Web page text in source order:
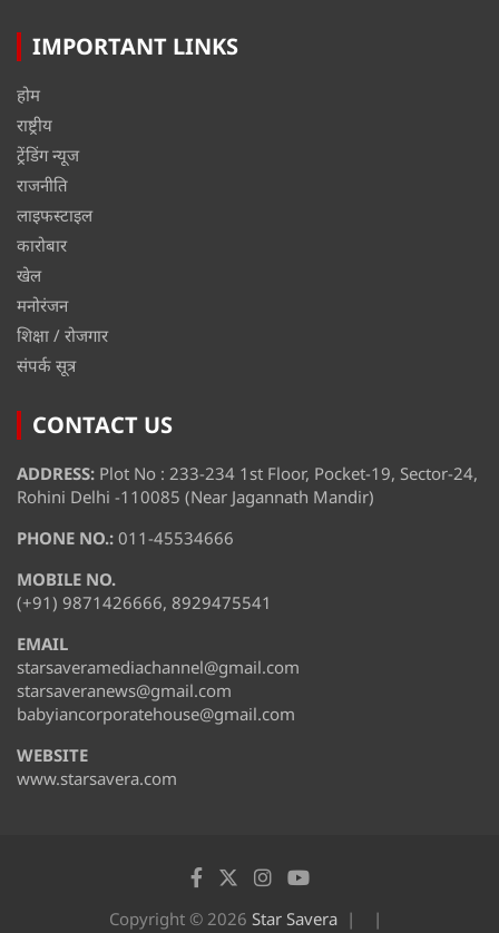
IMPORTANT LINKS
होम
राष्ट्रीय
ट्रेंडिंग न्यूज
राजनीति
लाइफस्टाइल
कारोबार
खेल
मनोरंजन
शिक्षा / रोजगार
संपर्क सूत्र
CONTACT US
ADDRESS: Plot No : 233-234 1st Floor, Pocket-19, Sector-24,
Rohini Delhi -110085 (Near Jagannath Mandir)
PHONE NO.: 011-45534666
MOBILE NO.
(+91) 9871426666, 8929475541
EMAIL
starsaveramediachannel@gmail.com
starsaveranews@gmail.com
babyiancorporatehouse@gmail.com
WEBSITE
www.starsavera.com
Copyright © 2026 Star Savera